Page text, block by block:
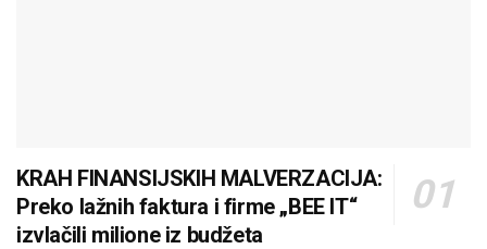
KRAH FINANSIJSKIH MALVERZACIJA:
Preko lažnih faktura i firme „BEE IT“
izvlačili milione iz budžeta